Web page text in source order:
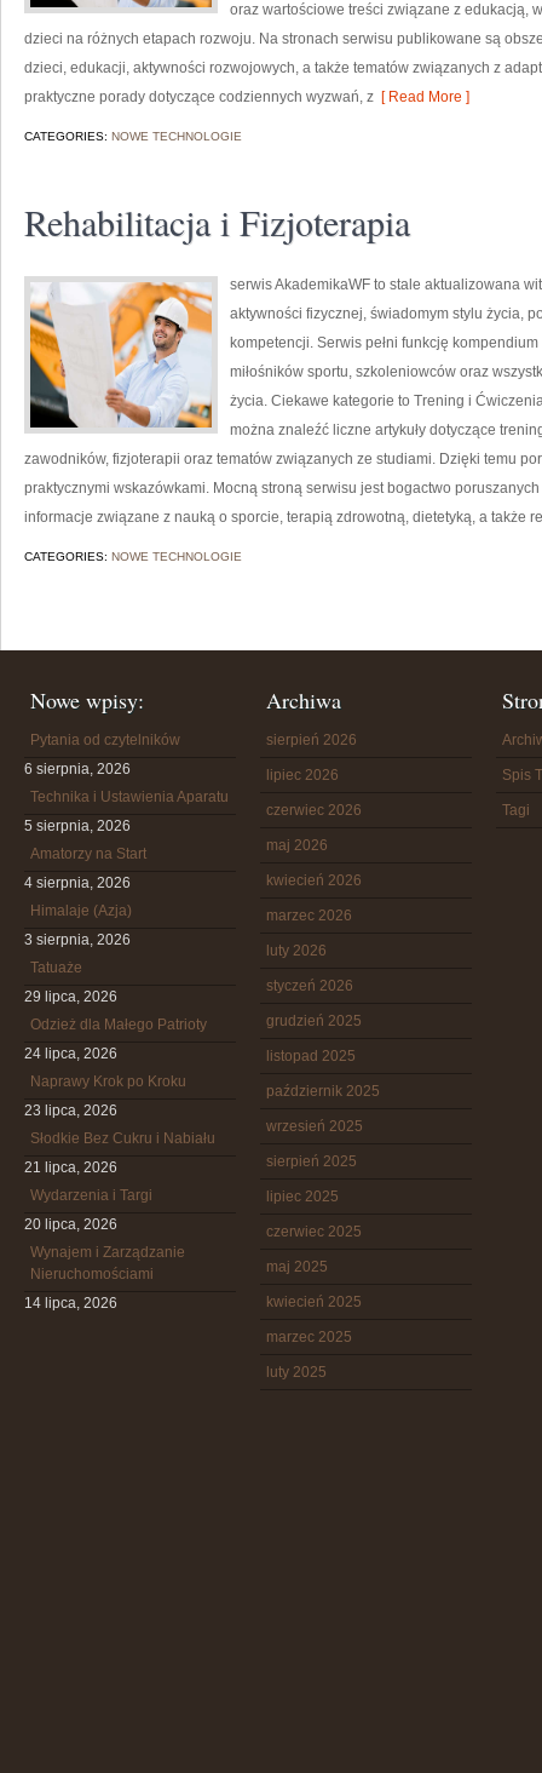
oraz wartościowe treści związane z edukacją,
dzieci na różnych etapach rozwoju. Na stronach serwisu publikowane są
dzieci, edukacji, aktywności rozwojowych, a także tematów związanych z
praktyczne porady dotyczące codziennych wyzwań, z [ Read More ]
CATEGORIES: NOWE TECHNOLOGIE
Rehabilitacja i Fizjoterapia
serwis AkademikaWF to stale aktualizowana
aktywności fizycznej, świadomym stylu życia,
kompetencji. Serwis pełni funkcję
miłośników sportu, szkoleniowców oraz
życia. Ciekawe kategorie to Trening i
można znaleźć liczne artykuły dotyczące
zawodników, fizjoterapii oraz tematów związanych ze studiami. Dzięki temu
praktycznymi wskazówkami. Mocną stroną serwisu jest bogactwo
informacje związane z nauką o sporcie, terapią zdrowotną, dietetyką, a także
CATEGORIES: NOWE TECHNOLOGIE
Nowe wpisy:
Pytania od czytelników
6 sierpnia, 2026
Technika i Ustawienia Aparatu
5 sierpnia, 2026
Amatorzy na Start
4 sierpnia, 2026
Himalaje (Azja)
3 sierpnia, 2026
Tatuaże
29 lipca, 2026
Odzież dla Małego Patrioty
24 lipca, 2026
Naprawy Krok po Kroku
23 lipca, 2026
Słodkie Bez Cukru i Nabiału
21 lipca, 2026
Wydarzenia i Targi
20 lipca, 2026
Wynajem i Zarządzanie
Nieruchomościami
14 lipca, 2026
Archiwa
sierpień 2026
lipiec 2026
czerwiec 2026
maj 2026
kwiecień 2026
marzec 2026
luty 2026
styczeń 2026
grudzień 2025
listopad 2025
październik 2025
wrzesień 2025
sierpień 2025
lipiec 2025
czerwiec 2025
maj 2025
kwiecień 2025
marzec 2025
luty 2025
Spis
Tagi